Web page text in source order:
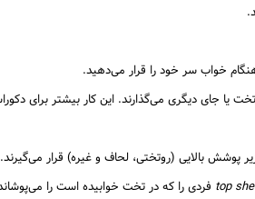
خواب سر خود را قرار می‌دهید.
یا جای دیگری می‌گذارند. این کار بیشتر برای
بالایی (روتختی، لحاف و غیره) قرار می‌گیرند.
top فردی را که در تخت خوابیده است را